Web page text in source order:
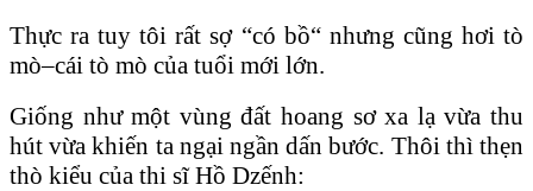
Thực ra tuy tôi rất sợ “có bồ“ nhưng cũng hơi tò
mò–cái tò mò của tuổi mới lớn.
Giống như một vùng đất hoang sơ xa lạ vừa thu
hút vừa khiến ta ngại ngần dấn bước. Thôi thì thẹn
thò kiểu của thi sĩ Hồ Dzếnh: